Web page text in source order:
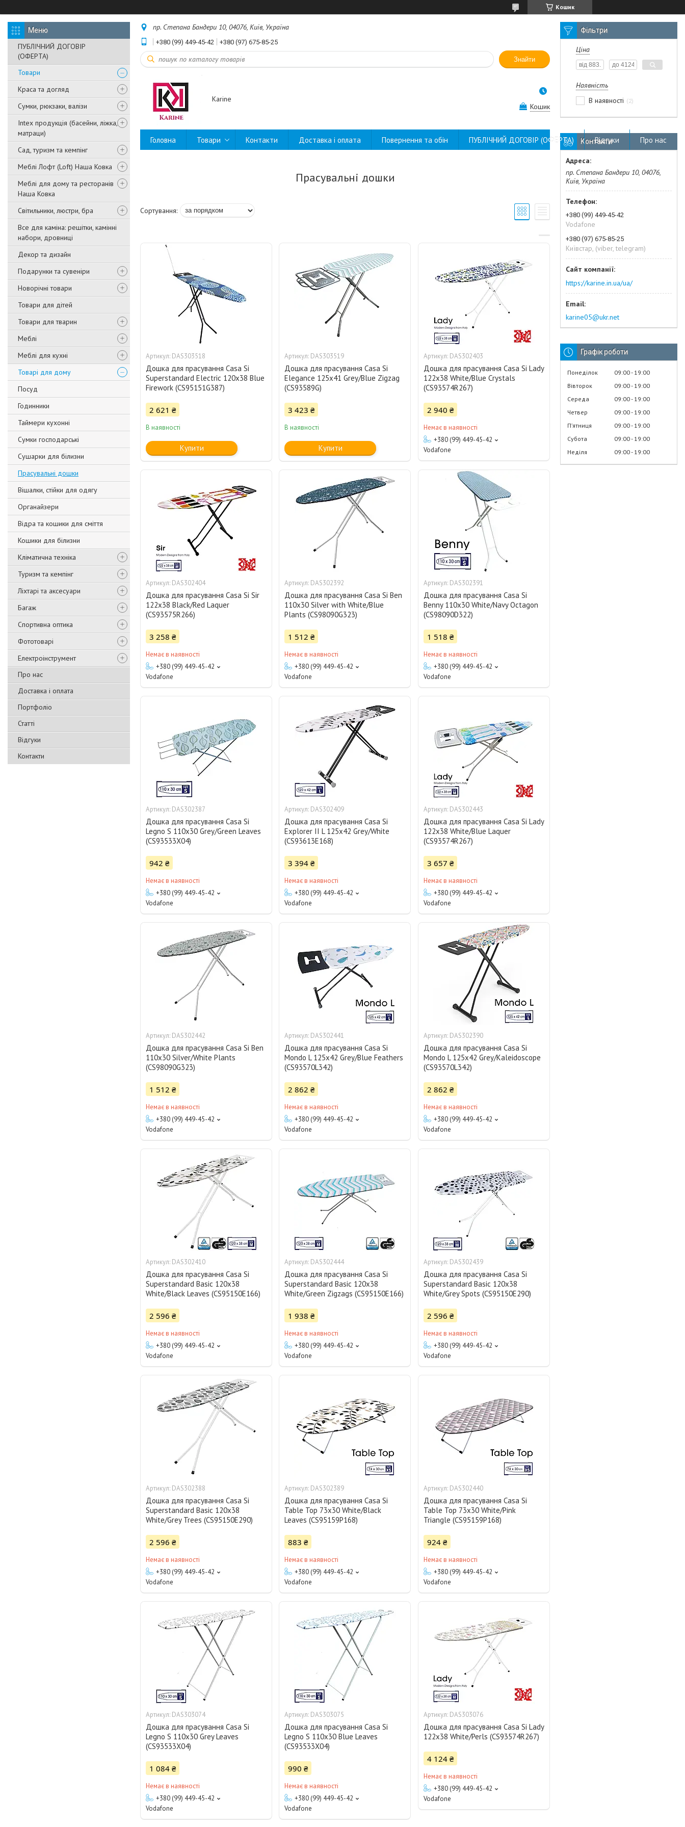
Кошик
ПУБЛІЧНИЙ ДОГОВІР
(ОФЕРТА)
Товари
Краса та догляд
Сумки, рюкзаки, валізи
Intex продукція (басейни, ліжка,
матраци)
Сад, туризм та кемпінг
Меблі Лофт (Loft) Наша Ковка
Меблі для дому та ресторанів
Наша Ковка
Світильники, люстри, бра
Все для каміна: решітки, камінні
набори, дровниці
Декор та дизайн
Подарунки та сувеніри
Новорічні товари
Товари для дітей
Товари для тварин
Меблі
Меблі для кухні
Товарі для дому
Посуд
Годинники
Таймери кухонні
Сумки господарські
Сушарки для білизни
Прасувальні дошки
Вішалки, стійки для одягу
Органайзери
Відра та кошики для сміття
Кошики для білизни
Кліматична техніка
Туризм та кемпінг
Ліхтарі та аксесуари
Багаж
Спортивна оптика
Фототоварі
Електроінструмент
Про нас
Доставка і оплата
Портфоліо
Статті
Відгуки
Контакти
пр. Степана Бандери 10, 04076, Київ, Україна
+380 (99) 449-45-42 +380 (97) 675-85-25
Знайти
Karine
Кошик
Головна Товари Контакти Доставка і оплата Повернення та обін ПУБЛІЧНИЙ ДОГОВІР (ОФЕРТА) Відгуки Про нас
Прасувальні дошки
DAS303518
Дошка для прасування Casa Si
Superstandard Electric 120x38 Blue
Firework (CS95151G387)
2 621 ₴
В наявності
Купити
DAS303519
Дошка для прасування Casa Si
Elegance 125x41 Grey/Blue Zigzag
(CS93589G)
3 423 ₴
В наявності
Купити
DAS302403
Дошка для прасування Casa Si Lady
122x38 White/Blue Crystals
(CS93574R267)
2 940 ₴
Немає в наявності
+380 (99) 449-45-42
Vodafone
DAS302404
Дошка для прасування Casa Si Sir
122x38 Black/Red Laquer
(CS93575R266)
3 258 ₴
Немає в наявності
+380 (99) 449-45-42
Vodafone
DAS302392
Дошка для прасування Casa Si Ben
110x30 Silver with White/Blue
Plants (CS98090G323)
1 512 ₴
Немає в наявності
+380 (99) 449-45-42
Vodafone
DAS302391
Дошка для прасування Casa Si
Benny 110x30 White/Navy Octagon
(CS98090D322)
1 518 ₴
Немає в наявності
+380 (99) 449-45-42
Vodafone
DAS302387
Дошка для прасування Casa Si
Legno S 110x30 Grey/Green Leaves
(CS93533X04)
942 ₴
Немає в наявності
+380 (99) 449-45-42
Vodafone
DAS302409
Дошка для прасування Casa Si
Explorer II L 125x42 Grey/White
(CS93613E168)
3 394 ₴
Немає в наявності
+380 (99) 449-45-42
Vodafone
DAS302443
Дошка для прасування Casa Si Lady
122x38 White/Blue Laquer
(CS93574R267)
3 657 ₴
Немає в наявності
+380 (99) 449-45-42
Vodafone
DAS302442
Дошка для прасування Casa Si Ben
110x30 Silver/White Plants
(CS98090G323)
1 512 ₴
Немає в наявності
+380 (99) 449-45-42
Vodafone
DAS302441
Дошка для прасування Casa Si
Mondo L 125x42 Grey/Blue Feathers
(CS93570L342)
2 862 ₴
Немає в наявності
+380 (99) 449-45-42
Vodafone
DAS302390
Дошка для прасування Casa Si
Mondo L 125x42 Grey/Kaleidoscope
(CS93570L342)
2 862 ₴
Немає в наявності
+380 (99) 449-45-42
Vodafone
DAS302410
Дошка для прасування Casa Si
Superstandard Basic 120x38
White/Black Leaves (CS95150E166)
2 596 ₴
Немає в наявності
+380 (99) 449-45-42
Vodafone
DAS302444
Дошка для прасування Casa Si
Superstandard Basic 120x38
White/Green Zigzags (CS95150E166)
1 938 ₴
Немає в наявності
+380 (99) 449-45-42
Vodafone
DAS302439
Дошка для прасування Casa Si
Superstandard Basic 120x38
White/Grey Spots (CS95150E290)
2 596 ₴
Немає в наявності
+380 (99) 449-45-42
Vodafone
DAS302388
Дошка для прасування Casa Si
Superstandard Basic 120x38
White/Grey Trees (CS95150E290)
2 596 ₴
Немає в наявності
+380 (99) 449-45-42
Vodafone
DAS302389
Дошка для прасування Casa Si
Table Top 73x30 White/Black
Leaves (CS95159P168)
883 ₴
Немає в наявності
+380 (99) 449-45-42
Vodafone
DAS302440
Дошка для прасування Casa Si
Table Top 73x30 White/Pink
Triangle (CS95159P168)
924 ₴
Немає в наявності
+380 (99) 449-45-42
Vodafone
DAS303074
Дошка для прасування Casa Si
Legno S 110x30 Grey Leaves
(CS93533X04)
1 084 ₴
Немає в наявності
+380 (99) 449-45-42
Vodafone
DAS303075
Дошка для прасування Casa Si
Legno S 110x30 Blue Leaves
(CS93533X04)
990 ₴
Немає в наявності
+380 (99) 449-45-42
Vodafone
DAS303076
Дошка для прасування Casa Si Lady
122x38 White/Perls (CS93574R267)
4 124 ₴
Немає в наявності
+380 (99) 449-45-42
Vodafone
Фільтри
Ціна
Наявність
В наявності
2
Контакти
пр. Степана Бандери 10, 04076,
Київ, Україна
+380 (99) 449-45-42
Vodafone
+380 (97) 675-85-25
Київстар, (viber, telegram)
https://karine.in.ua/ua/
karine05@ukr.net
Графік роботи
Понеділок 09:00 19:00
Вівторок
09:00 19:00
Середа
09:00 19:00
Четвер
09:00 19:00
Пʼятниця
09:00 19:00
Субота
09:00 19:00
Неділя
09:00 19:00